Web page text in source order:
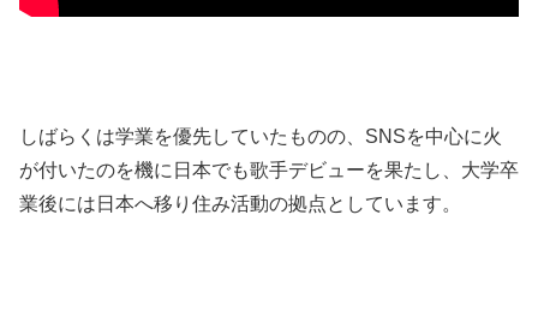
しばらくは学業を優先していたものの、SNSを中心に火
が付いたのを機に日本でも歌手デビューを果たし、大学卒
業後には日本へ移り住み活動の拠点としています。